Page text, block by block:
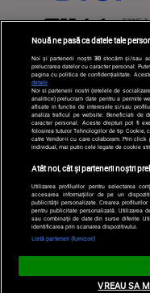
Nouă ne pasă ca datele tale
Noi și partenerii noștri 30stocăm și/sau
prelucrarea datelor cu caracter personal.
pagina cu politica de confidențialitate.
detalii
Noi si partenerii nostri (retelele de
analitice) prelucram date pentru a permite
afisate in functie de interesele si/sau
analiza traficul pe website. Beneficiati de
caracter personal. Aceste drepturi pot fi
folosirea tuturor Tehnologiilor de tip
catre Vendor-ii cu care colaboram. Prin click
individual, mai putin cele legate de cookie
Atât noi, cât și partenerii noștri
Utilizarea profilurilor pentru selectarea
accesarea informațiilor de pe un
publicității personalizate. Crearea
pentru publicitate personalizată. Utilizarea
sau combinații de date din surse diferite.
identificarea prin scanarea dispozitivului.
Listă parteneri (furnizori)
VREAU SA